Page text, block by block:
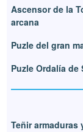
Ascensor de la
arcana
Puzle del gran
Puzle Ordalía de
Teñir armaduras